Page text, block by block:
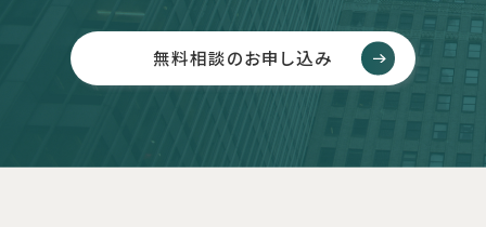
無料相談のお申し込み